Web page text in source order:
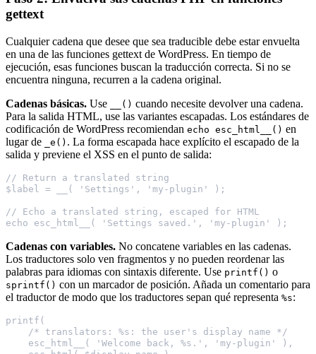
gettext
Cualquier cadena que desee que sea traducible debe estar envuelta
en una de las funciones gettext de WordPress. En tiempo de
ejecución, esas funciones buscan la traducción correcta. Si no se
encuentra ninguna, recurren a la cadena original.
Cadenas básicas. Use __() cuando necesite devolver una cadena.
Para la salida HTML, use las variantes escapadas. Los estándares de
codificación de WordPress recomiendan echo esc_html__() en
lugar de
_e() . La forma escapada hace explícito el escapado de la
salida y previene el XSS en el punto de salida:
// Return a translated string
$label = __( 'Settings', 'my-plugin' );
// Echo a translated string, escaped for HTML
echo esc_html__( 'Settings saved.', 'my-plugin' );
Cadenas con variables. No concatene variables en las cadenas.
Los traductores solo ven fragmentos y no pueden reordenar las
palabras para idiomas con sintaxis diferente. Use printf() o
sprintf() con un marcador de posición. Añada un comentario para
el traductor de modo que los traductores sepan qué representa %s:
printf(
    /* translators: %s: the user's display name */
    esc_html__( 'Welcome back, %s.', 'my-plugin' ),